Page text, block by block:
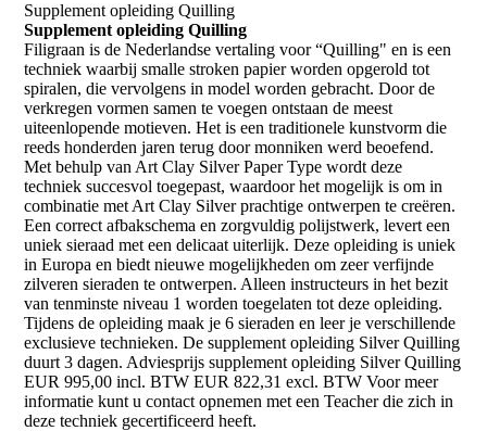
Supplement opleiding Quilling
Supplement opleiding Quilling
Filigraan is de Nederlandse vertaling voor “Quilling" en is een
techniek waarbij smalle stroken papier worden opgerold tot
spiralen, die vervolgens in model worden gebracht. Door de
verkregen vormen samen te voegen ontstaan de meest
uiteenlopende motieven. Het is een traditionele kunstvorm die
reeds honderden jaren terug door monniken werd beoefend.
Met behulp van Art Clay Silver Paper Type wordt deze
techniek succesvol toegepast, waardoor het mogelijk is om in
combinatie met Art Clay Silver prachtige ontwerpen te creëren.
Een correct afbakschema en zorgvuldig polijstwerk, levert een
uniek sieraad met een delicaat uiterlijk. Deze opleiding is uniek
in Europa en biedt nieuwe mogelijkheden om zeer verfijnde
zilveren sieraden te ontwerpen. Alleen instructeurs in het bezit
van tenminste niveau 1 worden toegelaten tot deze opleiding.
Tijdens de opleiding maak je 6 sieraden en leer je verschillende
exclusieve technieken. De supplement opleiding Silver Quilling
duurt 3 dagen. Adviesprijs supplement opleiding Silver Quilling
EUR 995,00 incl. BTW EUR 822,31 excl. BTW Voor meer
informatie kunt u contact opnemen met een Teacher die zich in
deze techniek gecertificeerd heeft.